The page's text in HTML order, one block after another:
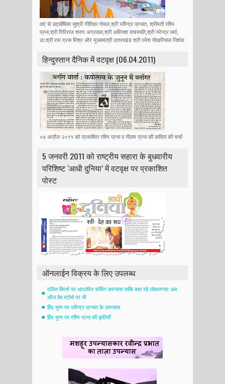
वाएं से उद्घोषिका सुश्री गीतिका गोयल,श्री रवीन्द्र प्रभात, श्रीमती रश्मि
प्रभा,श्री गिरिराज शरण अग्रवाल,श्री अविनाश वाचस्पति,श्री नरेन्द्र वर्मा,
डा.श्री राम दरस मिश्र और मुख्यमंत्री उत्तराखंड श्री रमेश पोखरियाल निशंक
हिन्‍दुस्‍तान दैनिक में वटवृक्ष (06.04.2011)
०४ अप्रैल २०११ को प्रकाशित रश्मि प्रभा व नीलम प्रभा की कविता की चर्चा
5 जनवरी 2011 को राष्ट्रीय सहारा के बुधवारीय
परिशिष्ट ‘आधी दुनिया’ में वटवृक्ष पर प्रकाशित
पोस्ट
ऑनलाईन विक्रय के लिए उपलब्ध
दलित विमर्श पर आधारित चर्चित उपन्यास ताकि बचा रहे लोकतन्त्र अब
औल वेब स्टोर्स पर भी
हिंद युग्म पर रवीन्द्र प्रभात के उपन्यास
हिंद युग्म पर रश्मि प्रभा की कृतियाँ